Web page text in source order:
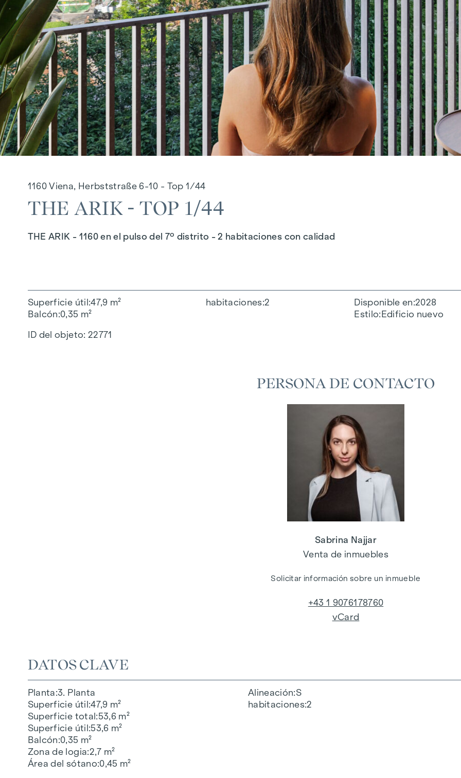
1160 Viena, Herbststraße 6-10 - Top 1/44
THE ARIK - TOP 1/44
THE ARIK - 1160 en el pulso del 7º distrito - 2 habitaciones con calidad
Superficie útil 47,9 m²
Balcón 0,35 m²
habitaciones 2 Disponible en 2028
Estilo Edificio nuevo
ID del objeto: 22771
DATOS CLAVE
Planta 3. Planta
Superficie útil 47,9 m²
Superficie total 53,6 m²
Superficie útil 53,6 m²
Balcón 0,35 m²
Zona de logia 2,7 m²
Área del sótano 0,45 m²
Alineación S
habitaciones 2
PERSONA DE CONTACTO
Sabrina Najjar
Venta de inmuebles
Solicitar información sobre un inmueble
+43 1 9076178760
vCard